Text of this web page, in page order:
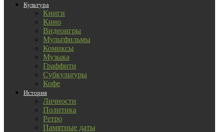
Культура
Книги
Кино
Видеоигры
Мультфильмы
Комиксы
Музыка
Граффити
Субкультуры
Кофе
История
Личности
Политика
Ретро
Памятные даты